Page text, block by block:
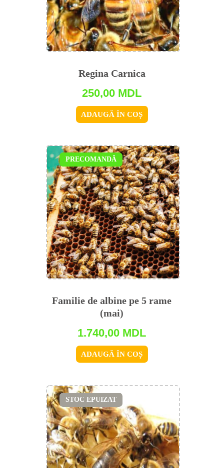
Regina Carnica
250,00 MDL
ADAUGĂ ÎN COȘ
Familie de albine pe 5 rame
(mai)
1.740,00 MDL
ADAUGĂ ÎN COȘ
PRECOMANDĂ
STOC EPUIZAT